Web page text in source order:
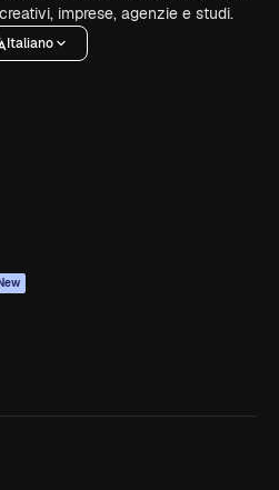
imprese, agenzie e studi.
Italiano